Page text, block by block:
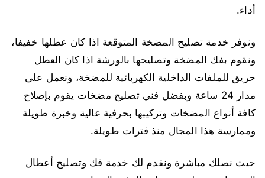
أداء.
ونوفر خدمة تصليح المضخة المتوقعة اذا كان عطلها خفيفا،
ونقوم بفك المضخة وتصليحها بالورشة اذا كان العطل
حريق للملفات الداخلية الكهربائية للمضخة، ونعمل على
مدار 24 ساعة وبفضل فني تصليح مضخات يقوم بإصلاح
كافة أنواع المضخات وتركيبها بحرفية عالية وخبرة طويلة
وممارسة هذا المجال منذ فترات طويلة.
حيث نصلك مباشرة ونقدم لك خدمة فك وتصليح أعطال